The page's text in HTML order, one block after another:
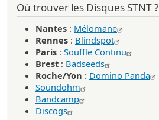
Où trouver les Disques STNT ?
Nantes : Mélomane
Rennes : Blindspot
Paris : Souffle Continu
Brest : Badseeds
Roche/Yon : Domino Panda
Soundohm
Bandcamp
Discogs